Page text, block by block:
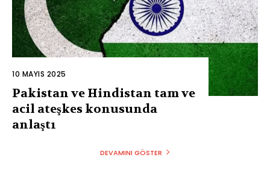
10 MAYIS 2025
Pakistan ve Hindistan tam ve
acil ateşkes konusunda
anlaştı
DEVAMINI GÖSTER